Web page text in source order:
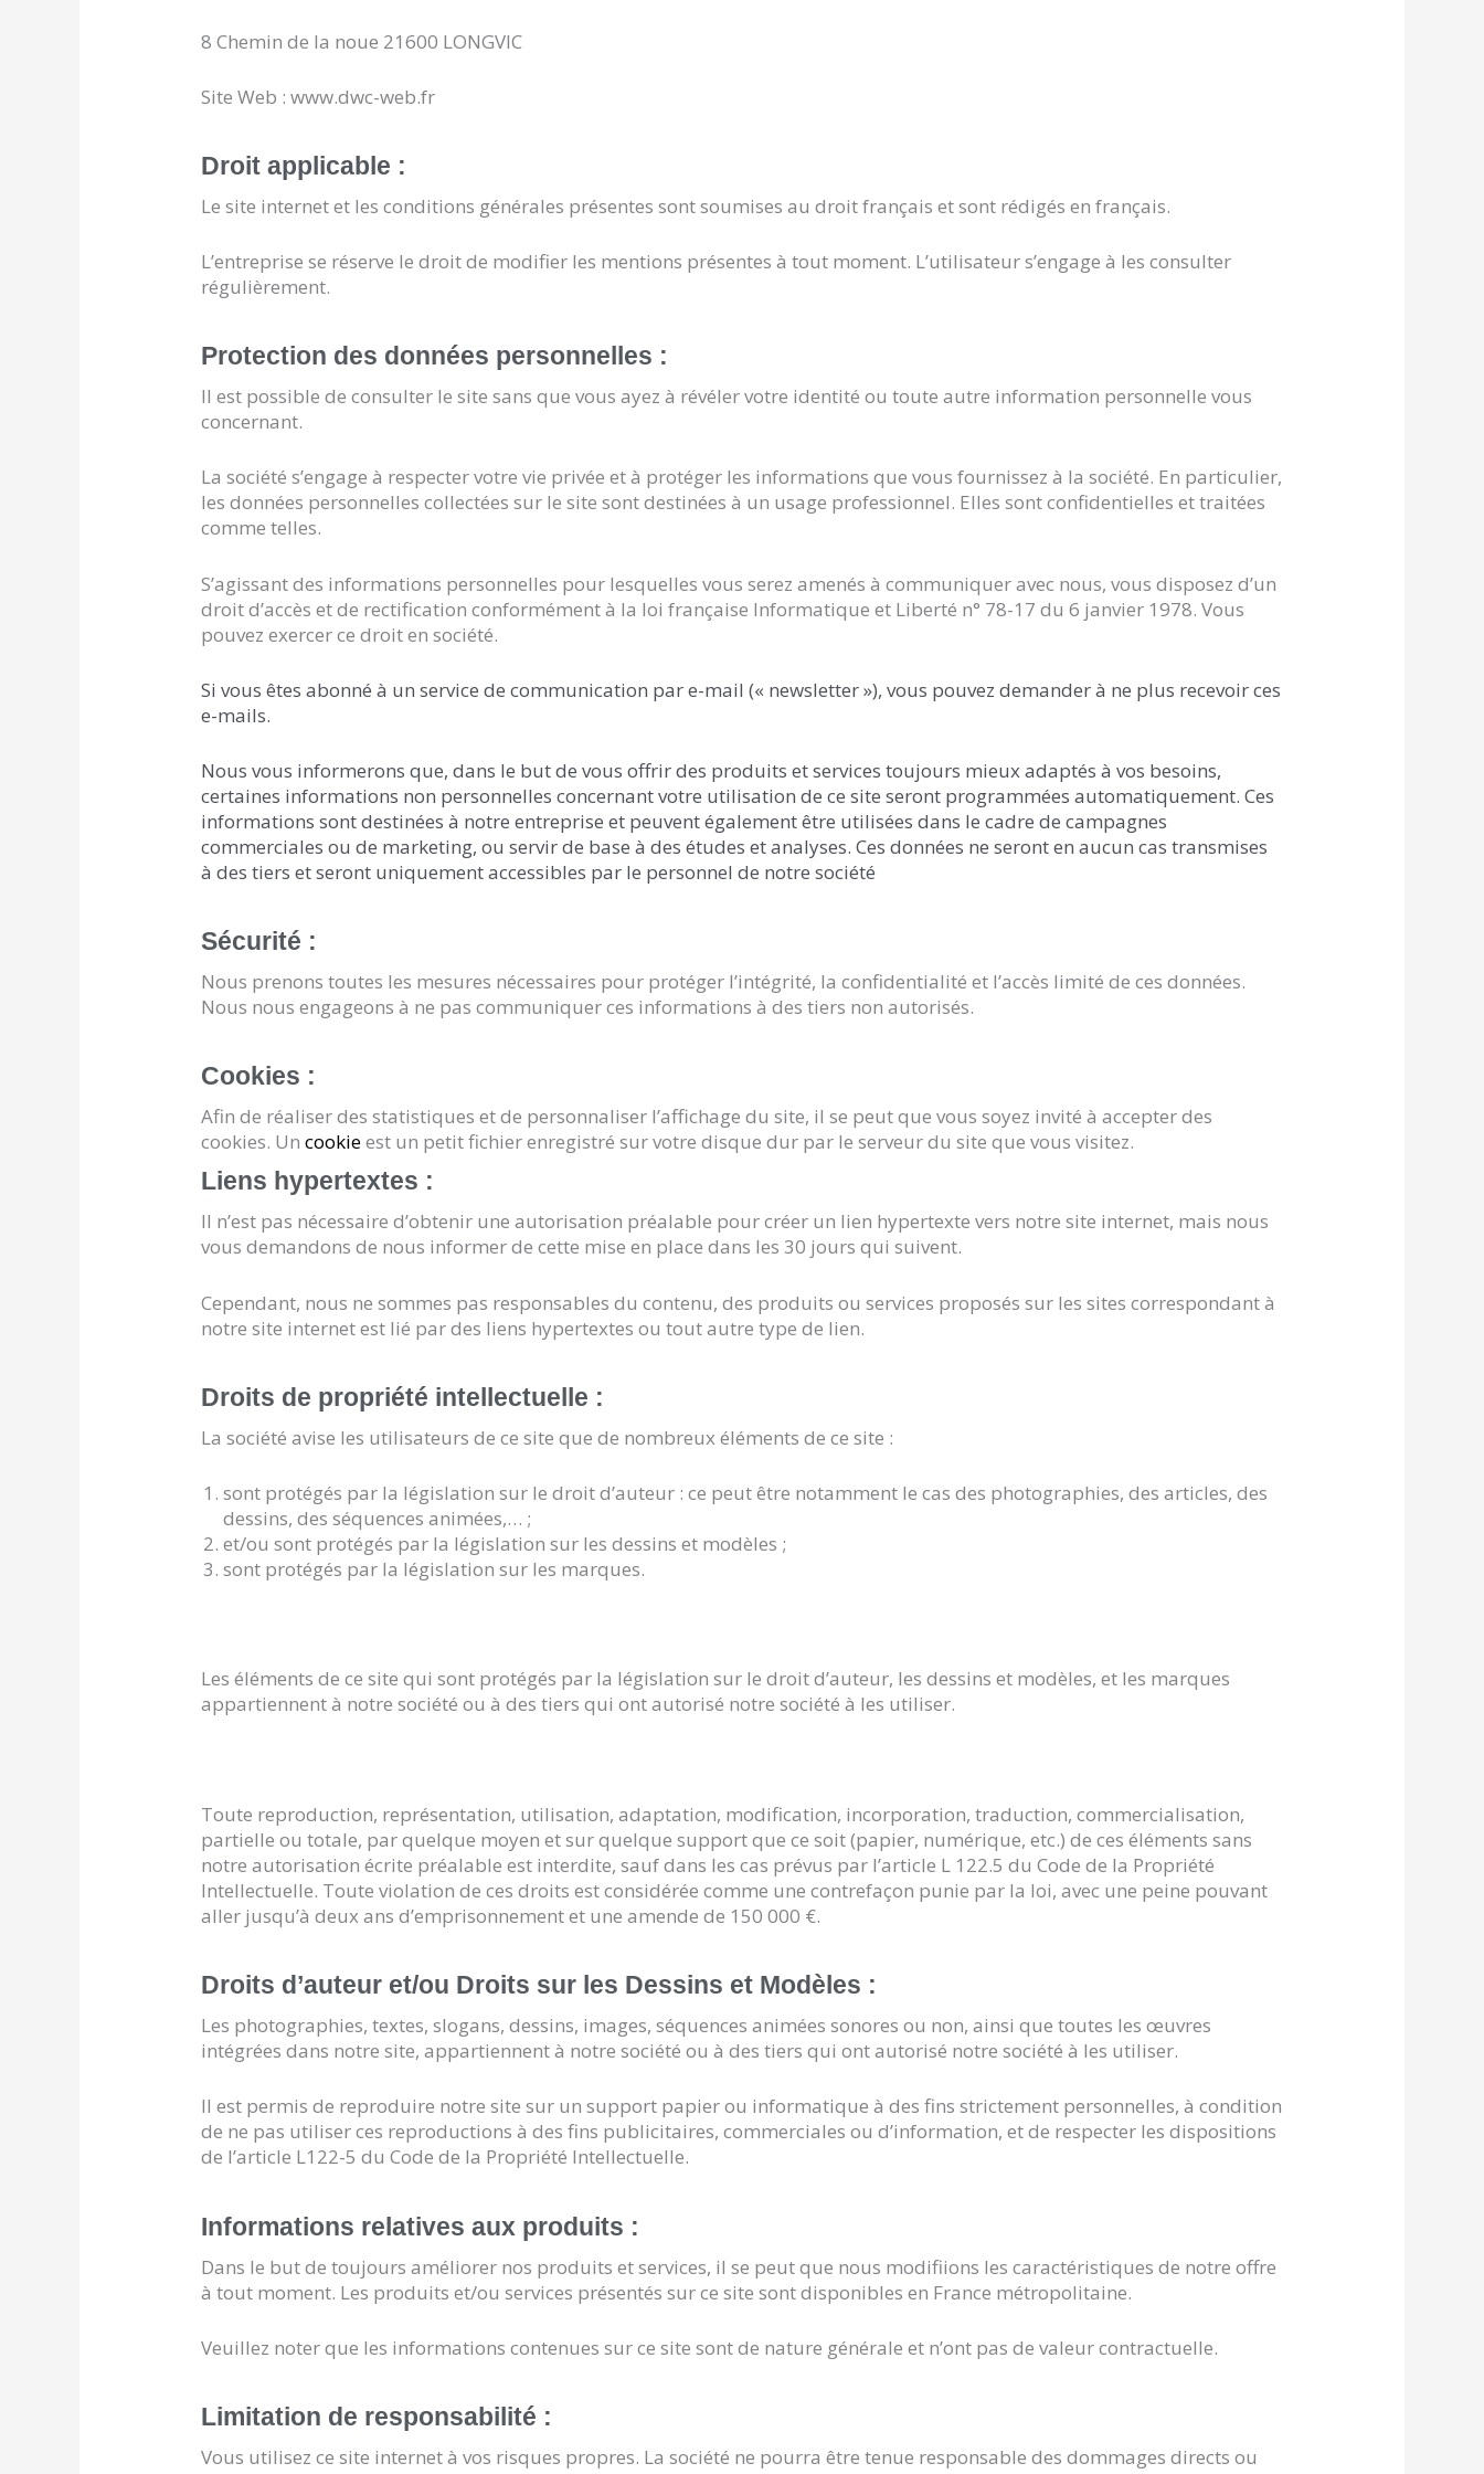
8 Chemin de la noue 21600 LONGVIC
Site Web : www.dwc-web.fr
Droit applicable :
Le site internet et les conditions générales présentes sont soumises au droit français et sont rédigés en français.
L’entreprise se réserve le droit de modifier les mentions présentes à tout moment. L’utilisateur s’engage à les consulter
régulièrement.
Protection des données personnelles :
Il est possible de consulter le site sans que vous ayez à révéler votre identité ou toute autre information personnelle vous
concernant.
La société s’engage à respecter votre vie privée et à protéger les informations que vous fournissez à la société. En particulier,
les données personnelles collectées sur le site sont destinées à un usage professionnel. Elles sont confidentielles et traitées
comme telles.
S’agissant des informations personnelles pour lesquelles vous serez amenés à communiquer avec nous, vous disposez d’un
droit d’accès et de rectification conformément à la loi française Informatique et Liberté n° 78-17 du 6 janvier 1978. Vous
pouvez exercer ce droit en société.
Si vous êtes abonné à un service de communication par e-mail (« newsletter »), vous pouvez demander à ne plus recevoir ces
e-mails.
Nous vous informerons que, dans le but de vous offrir des produits et services toujours mieux adaptés à vos besoins,
certaines informations non personnelles concernant votre utilisation de ce site seront programmées automatiquement. Ces
informations sont destinées à notre entreprise et peuvent également être utilisées dans le cadre de campagnes
commerciales ou de marketing, ou servir de base à des études et analyses. Ces données ne seront en aucun cas transmises
à des tiers et seront uniquement accessibles par le personnel de notre société
Sécurité :
Nous prenons toutes les mesures nécessaires pour protéger l’intégrité, la confidentialité et l’accès limité de ces données.
Nous nous engageons à ne pas communiquer ces informations à des tiers non autorisés.
Cookies :
Afin de réaliser des statistiques et de personnaliser l’affichage du site, il se peut que vous soyez invité à accepter des
cookies. Uncookieest un petit fichier enregistré sur votre disque dur par le serveur du site que vous visitez.
Liens hypertextes :
Il n’est pas nécessaire d’obtenir une autorisation préalable pour créer un lien hypertexte vers notre site internet, mais nous
vous demandons de nous informer de cette mise en place dans les 30 jours qui suivent.
Cependant, nous ne sommes pas responsables du contenu, des produits ou services proposés sur les sites correspondant à
notre site internet est lié par des liens hypertextes ou tout autre type de lien.
Droits de propriété intellectuelle :
La société avise les utilisateurs de ce site que de nombreux éléments de ce site :
sont protégés par la législation sur le droit d’auteur : ce peut être notamment le cas des photographies, des articles, des
dessins, des séquences animées,… ;
et/ou sont protégés par la législation sur les dessins et modèles ;
sont protégés par la législation sur les marques.
Les éléments de ce site qui sont protégés par la législation sur le droit d’auteur, les dessins et modèles, et les marques
appartiennent à notre société ou à des tiers qui ont autorisé notre société à les utiliser.
Toute reproduction, représentation, utilisation, adaptation, modification, incorporation, traduction, commercialisation,
partielle ou totale, par quelque moyen et sur quelque support que ce soit (papier, numérique, etc.) de ces éléments sans
notre autorisation écrite préalable est interdite, sauf dans les cas prévus par l’article L 122.5 du Code de la Propriété
Intellectuelle. Toute violation de ces droits est considérée comme une contrefaçon punie par la loi, avec une peine pouvant
aller jusqu’à deux ans d’emprisonnement et une amende de 150 000 €.
Droits d’auteur et/ou Droits sur les Dessins et Modèles :
Les photographies, textes, slogans, dessins, images, séquences animées sonores ou non, ainsi que toutes les œuvres
intégrées dans notre site, appartiennent à notre société ou à des tiers qui ont autorisé notre société à les utiliser.
Il est permis de reproduire notre site sur un support papier ou informatique à des fins strictement personnelles, à condition
de ne pas utiliser ces reproductions à des fins publicitaires, commerciales ou d’information, et de respecter les dispositions
de l’article L122-5 du Code de la Propriété Intellectuelle.
Informations relatives aux produits :
Dans le but de toujours améliorer nos produits et services, il se peut que nous modifiions les caractéristiques de notre offre
à tout moment. Les produits et/ou services présentés sur ce site sont disponibles en France métropolitaine.
Veuillez noter que les informations contenues sur ce site sont de nature générale et n’ont pas de valeur contractuelle.
Limitation de responsabilité :
Vous utilisez ce site internet à vos risques propres. La société ne pourra être tenue responsable des dommages directs ou